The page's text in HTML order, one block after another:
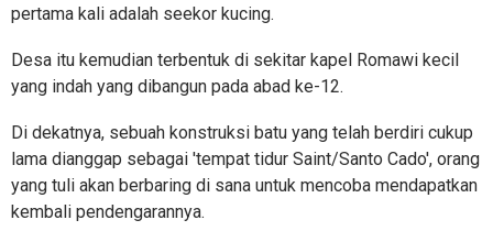
pertama kali adalah seekor kucing.
Desa itu kemudian terbentuk di sekitar kapel Romawi kecil
yang indah yang dibangun pada abad ke-12.
Di dekatnya, sebuah konstruksi batu yang telah berdiri cukup
lama dianggap sebagai 'tempat tidur Saint/Santo Cado', orang
yang tuli akan berbaring di sana untuk mencoba mendapatkan
kembali pendengarannya.